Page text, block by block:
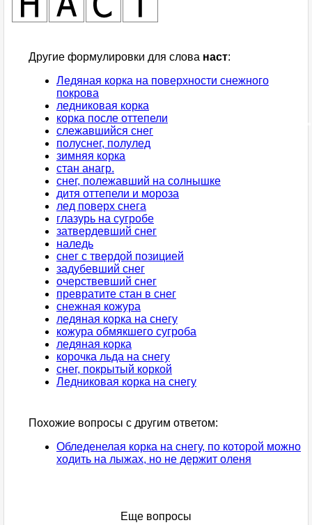
Другие формулировки для слова наст:
Ледяная корка на поверхности снежного
покрова
ледниковая корка
корка после оттепели
слежавшийся снег
полуснег, полулед
зимняя корка
стан анагр.
снег, полежавший на солнышке
дитя оттепели и мороза
лед поверх снега
глазурь на сугробе
затвердевший снег
наледь
снег с твердой позицией
задубевший снег
очерствевший снег
превратите стан в снег
снежная кожура
ледяная корка на снегу
кожура обмякшего сугроба
ледяная корка
корочка льда на снегу
снег, покрытый коркой
Ледниковая корка на снегу
Похожие вопросы с другим ответом:
Обледенелая корка на снегу, по которой можно
ходить на лыжах, но не держит оленя
Еще вопросы